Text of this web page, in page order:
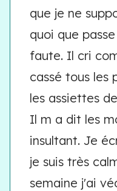
que je ne
quoi que
faute. Il cri
cassé tous les
les assiettes
Il m a dit les
insultant. Je
je suis très
semaine j'ai